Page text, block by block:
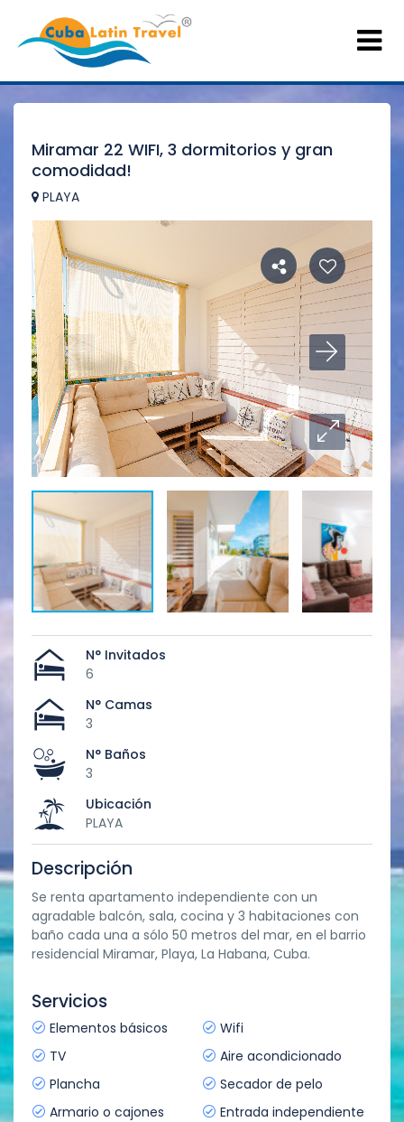
Miramar 22 WIFI, 3 dormitorios y gran
comodidad!
PLAYA
N° Invitados
6
N° Camas
3
N° Baños
3
Ubicación
PLAYA
Descripción
Se renta apartamento independiente con un
agradable balcón, sala, cocina y 3 habitaciones con
baño cada una a sólo 50 metros del mar, en el barrio
residencial Miramar, Playa, La Habana, Cuba.
Servicios
Elementos básicos
Wifi
TV
Aire acondicionado
Plancha
Secador de pelo
Armario o cajones
Entrada independiente